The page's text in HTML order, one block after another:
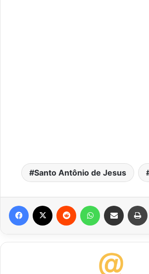
Santo Antônio de Jesus
Facebook Reddit WhatsAppCompartilhar via e-mail